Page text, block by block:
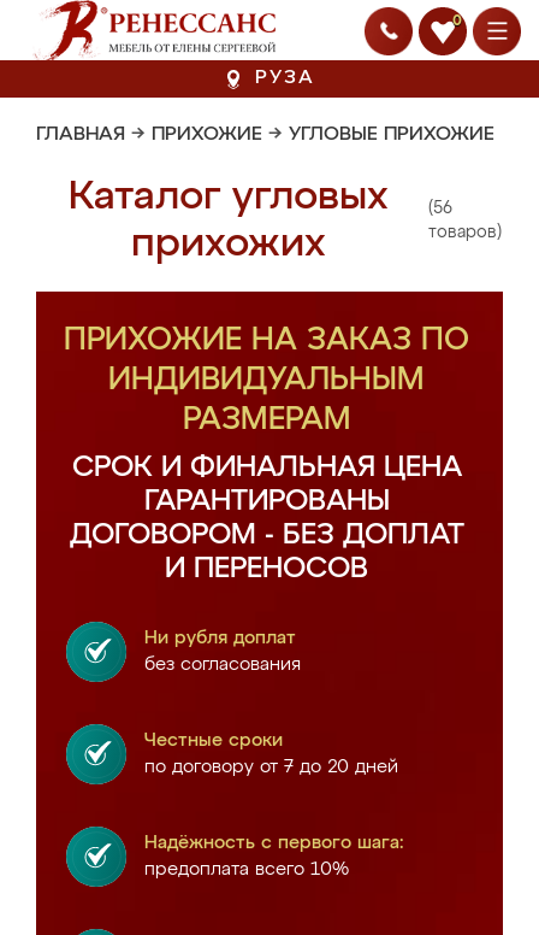
0
РУЗА
ГЛАВНАЯ → ПРИХОЖИЕ → УГЛОВЫЕ ПРИХОЖИЕ
Каталог угловых
прихожих
(56
товаров)
ПРИХОЖИЕ НА ЗАКАЗ ПО
ИНДИВИДУАЛЬНЫМ
РАЗМЕРАМ
СРОК И ФИНАЛЬНАЯ ЦЕНА
ГАРАНТИРОВАНЫ
ДОГОВОРОМ - БЕЗ ДОПЛАТ
И ПЕРЕНОСОВ
Ни рубля доплат
без согласования
Честные сроки
по договору от 7 до 20 дней
Надёжность с первого шага:
предоплата всего 10%